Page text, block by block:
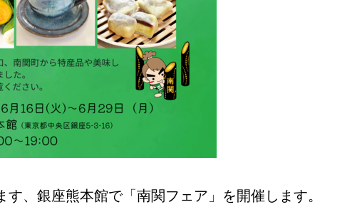
す、銀座熊本館で「南関フェア」を開催します。